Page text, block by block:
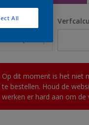
Op dit moment is het niet
te bestellen. Houd de
werken er hard aan om de
All